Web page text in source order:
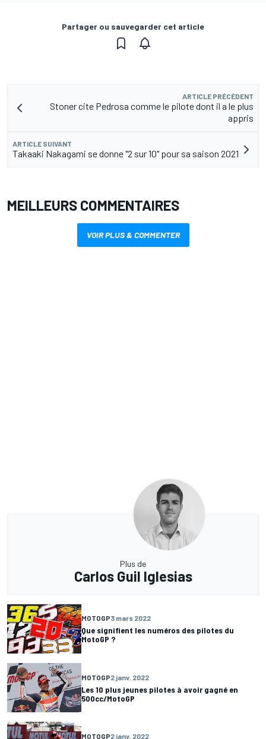
Partager ou sauvegarder cet article
ARTICLE PRÉCÉDENT
Stoner cite Pedrosa comme le pilote dont il a le plus
appris
ARTICLE SUIVANT
Takaaki Nakagami se donne "2 sur 10" pour sa saison 2021
MEILLEURS COMMENTAIRES
VOIR PLUS & COMMENTER
Plus de
Carlos Guil Iglesias
MOTOGP3 mars 2022
Que signifient les numéros des pilotes du
MotoGP ?
MOTOGP2 janv. 2022
Les 10 plus jeunes pilotes à avoir gagné en
500cc/MotoGP
MOTOGP2 janv. 2022